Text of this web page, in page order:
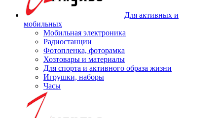
Для активных и
мобильных
Мобильная электроника
Радиостанции
Фотопленка, фоторамка
Хозтовары и материалы
Для спорта и активного образа жизни
Игрушки, наборы
Часы